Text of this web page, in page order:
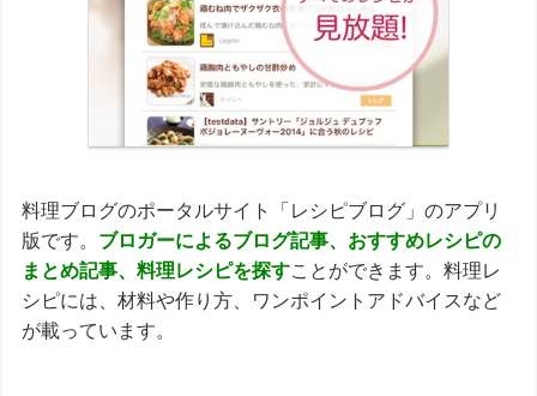
料理ブログのポータルサイト「レシピブログ」のアプリ
版です。 ブロガーによるブログ記事、おすすめレシピの
まとめ記事、料理レシピを探すことができます。料理レ
シピには、材料や作り方、ワンポイントアドバイスなど
が載っています。